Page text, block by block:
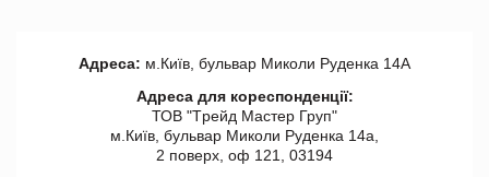
Адреса: м.Київ, бульвар Миколи Руденка 14А
Адреса для кореспонденції:
ТОВ "Tрейд Мастер Груп"
м.Київ, бульвар Миколи Руденка 14а,
2 поверх, оф 121, 03194